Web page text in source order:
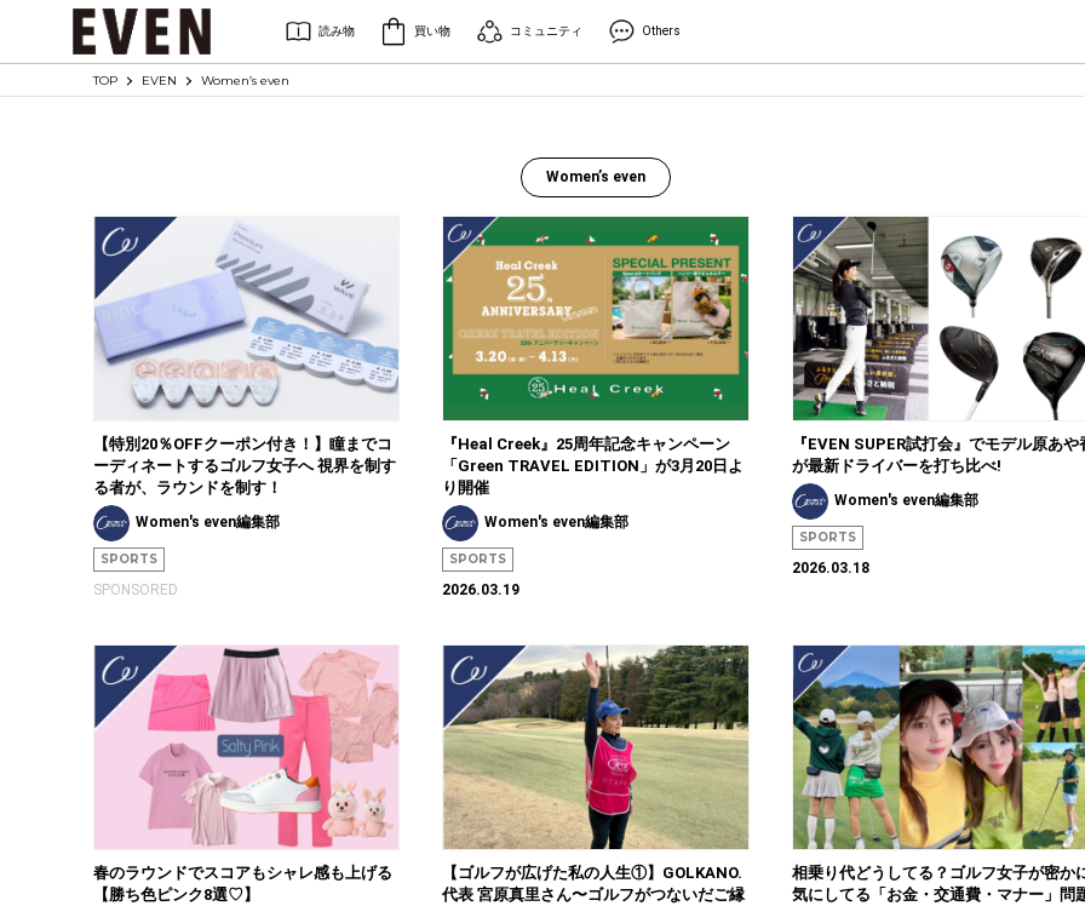
読み物 買い物 コミュニティ Others
TOP EVEN Women’s even
Women’s even
【特別20％OFFクーポン付き！】瞳までコ
ーディネートするゴルフ女子へ 視界を制す
る者が、ラウンドを制す！
Women's even編集部
SPORTS
SPONSORED
『Heal Creek』25周年記念キャンペーン
「Green TRAVEL EDITION」が3月20日よ
り開催
Women's even編集部
SPORTS
2026.03.19
『EVEN SUPER試打会』でモデル原あや
が最新ドライバーを打ち比べ!
Women's even編集部
SPORTS
2026.03.18
春のラウンドでスコアもシャレ感も上げる
【勝ち色ピンク8選♡】
【ゴルフが広げた私の人生①】GOLKANO.
代表 宮原真里さん〜ゴルフがつないだご縁
相乗り代どうしてる？ゴルフ女子が密か
気にしてる「お金・交通費・マナー」問